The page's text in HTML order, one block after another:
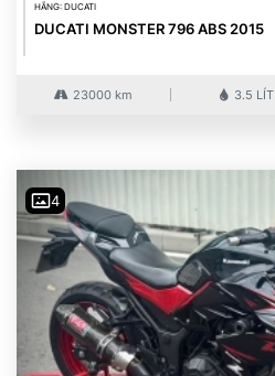
HÃNG: DUCATI
DUCATI MONSTER 796 ABS 2015
23000 km 3.5 LÍT
4